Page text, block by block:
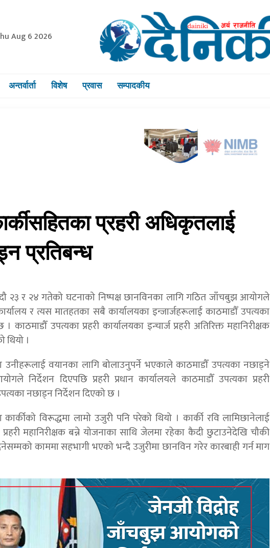
Aug 6 2026
अन्तर्वार्ता विशेष प्रवास सम्पादकीय
प्रहरी अधिकृतलाई
प्रतिबन्ध
२३ र २४ गतेको घटनाको निष्पक्ष छानविनका लागि गठित जाँचबुझ आयोगले
र त्यस मातहतका सबै कार्यालयका इन्जार्जहरूलाई काठमाडौँ उपत्यका
काठमाडौँ उपत्यका प्रहरी कार्यालयका इन्चार्ज प्रहरी अतिरिक्त महानिरीक्षक
थियो ।
वयानका लागि बोलाउनुपर्ने भएकाले काठमाडौँ उपत्यका नछाड्ने
निर्देशन दिएपछि प्रहरी प्रधान कार्यालयले काठमाडौँ उपत्यका प्रहरी
नछाड्न निर्देशन दिएको छ ।
विरूद्धमा लामो उजुरी पनि परेको थियो । कार्की रवि लामिछानेलाई
महानिरीक्षक बन्ने योजनाका साथि जेलमा रहेका कैदी छुटाउनेदेखि चौकी
काममा सहभागी भएको भन्दै उजुरीमा छानविन गरेर कारबाही गर्न माग